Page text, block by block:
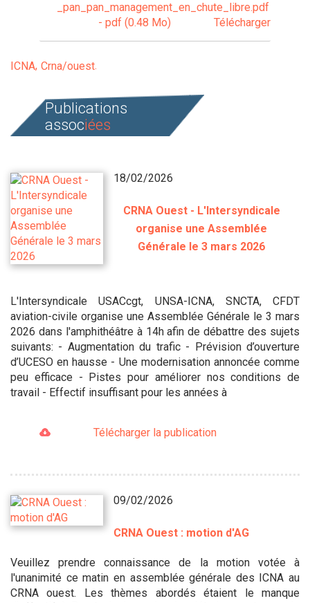
_pan_pan_management_en_chute_libre.pdf
- pdf (0.48 Mo)
Télécharger
ICNA Crna/ouest
Publications
associées
18/02/2026
CRNA Ouest - L'Intersyndicale
organise une Assemblée
Générale le 3 mars 2026
L'Intersyndicale USACcgt, UNSA-ICNA, SNCTA, CFDT
aviation-civile organise une Assemblée Générale le 3 mars
2026 dans l'amphithéâtre à 14h afin de débattre des sujets
suivants: - Augmentation du trafic - Prévision d’ouverture
d’UCESO en hausse - Une modernisation annoncée comme
peu efficace - Pistes pour améliorer nos conditions de
travail - Effectif insuffisant pour les années à
Télécharger la publication
09/02/2026
CRNA Ouest : motion d'AG
Veuillez prendre connaissance de la motion votée à
l'unanimité ce matin en assemblée générale des ICNA au
CRNA ouest. Les thèmes abordés étaient le manque